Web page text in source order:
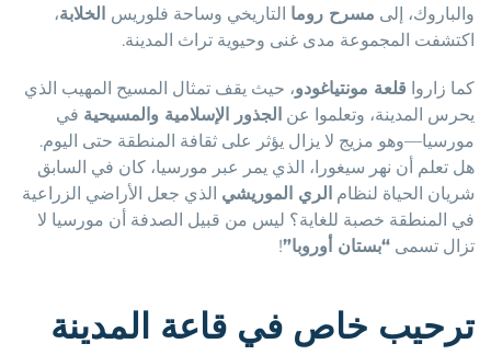
والباروك، إلى مسرح روماالتاريخي وساحة فلوريس الخلابة،
اكتشفت المجموعة مدى غنى وحيوية تراث المدينة.
كما زاروا قلعة مونتياغودو، حيث يقف تمثال المسيح المهيب الذي
يحرس المدينة، وتعلموا عن الجذور الإسلامية والمسيحيةفي
مورسيا—وهو مزيج لا يزال يؤثر على ثقافة المنطقة حتى اليوم.
هل تعلم أن نهر سيغورا، الذي يمر عبر مورسيا، كان في السابق
شريان الحياة لنظام الري الموريشي الذي جعل الأراضي الزراعية
في المنطقة خصبة للغاية؟ ليس من قبيل الصدفة أن مورسيا لا
تزال تسمى “بستان أوروبا”!
ترحيب خاص في قاعة المدينة